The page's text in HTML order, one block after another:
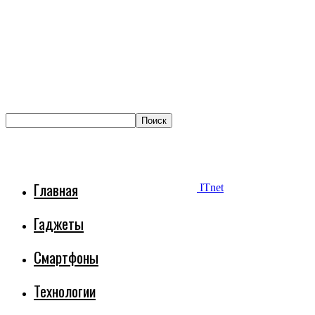
ITnet
Главная
Гаджеты
Смартфоны
Технологии